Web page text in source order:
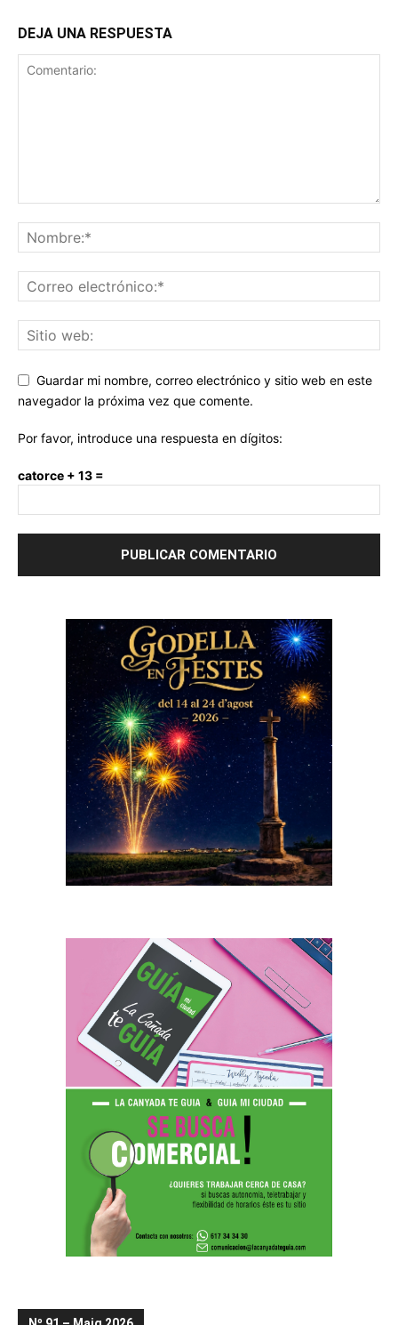
DEJA UNA RESPUESTA
Guardar mi nombre, correo electrónico y sitio web en este
navegador la próxima vez que comente.
Por favor, introduce una respuesta en dígitos:
catorce + 13 =